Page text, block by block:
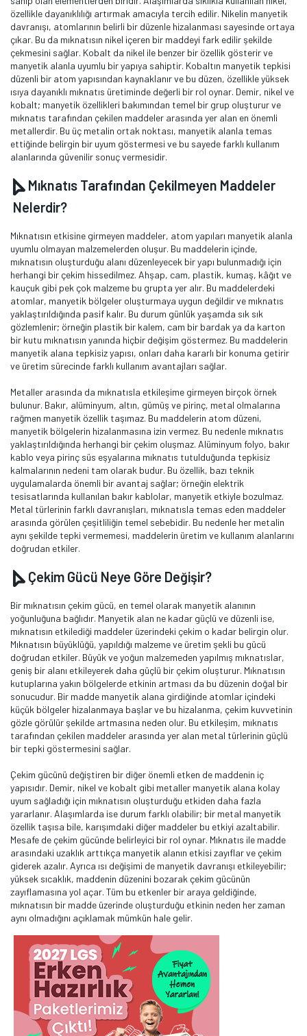
özellikle dayanıklılığı artırmak amacıyla tercih edilir. Nikelin manyetik
davranışı, atomlarının belirli bir düzenle hizalanması sayesinde ortaya
çıkar. Bu da mıknatısın nikel içeren bir maddeyi fark edilir şekilde
çekmesini sağlar. Kobalt da nikel ile benzer bir özellik gösterir ve
manyetik alanla uyumlu bir yapıya sahiptir. Kobaltın manyetik tepkisi
düzenli bir atom yapısından kaynaklanır ve bu düzen, özellikle yüksek
ısıya dayanıklı mıknatıs üretiminde değerli bir rol oynar. Demir, nikel ve
kobalt; manyetik özellikleri bakımından temel bir grup oluşturur ve
mıknatıs tarafından çekilen maddeler arasında yer alan en önemli
metallerdir. Bu üç metalin ortak noktası, manyetik alanla temas
ettiğinde belirgin bir uyum göstermesi ve bu sayede farklı kullanım
alanlarında güvenilir sonuç vermesidir.
Mıknatıs Tarafından Çekilmeyen Maddeler
Nelerdir?
Mıknatısın etkisine girmeyen maddeler, atom yapıları manyetik alanla
uyumlu olmayan malzemelerden oluşur. Bu maddelerin içinde,
mıknatısın oluşturduğu alanı düzenleyecek bir yapı bulunmadığı için
herhangi bir çekim hissedilmez. Ahşap, cam, plastik, kumaş, kâğıt ve
kauçuk gibi pek çok malzeme bu grupta yer alır. Bu maddelerdeki
atomlar, manyetik bölgeler oluşturmaya uygun değildir ve mıknatıs
yaklaştırıldığında pasif kalır. Bu durum günlük yaşamda sık sık
gözlemlenir; örneğin plastik bir kalem, cam bir bardak ya da karton
bir kutu mıknatısın yanında hiçbir değişim göstermez. Bu maddelerin
manyetik alana tepkisiz yapısı, onları daha kararlı bir konuma getirir
ve üretim sürecinde farklı kullanım avantajları sağlar.
Metaller arasında da mıknatısla etkileşime girmeyen birçok örnek
bulunur. Bakır, alüminyum, altın, gümüş ve pirinç, metal olmalarına
rağmen manyetik özellik taşımaz. Bu maddelerin atom düzeni,
manyetik bölgelerin hizalanmasına izin vermez. Bu nedenle mıknatıs
yaklaştırıldığında herhangi bir çekim oluşmaz. Alüminyum folyo, bakır
kablo veya pirinç süs eşyalarına mıknatıs tutulduğunda tepkisiz
kalmalarının nedeni tam olarak budur. Bu özellik, bazı teknik
uygulamalarda önemli bir avantaj sağlar; örneğin elektrik
tesisatlarında kullanılan bakır kablolar, manyetik etkiyle bozulmaz.
Metal türlerinin farklı davranışları, mıknatısla temas eden maddeler
arasında görülen çeşitliliğin temel sebebidir. Bu nedenle her metalin
aynı şekilde tepki vermemesi, maddelerin üretim ve kullanım alanlarını
doğrudan etkiler.
Çekim Gücü Neye Göre Değişir?
Bir mıknatısın çekim gücü, en temel olarak manyetik alanının
yoğunluğuna bağlıdır. Manyetik alan ne kadar güçlü ve düzenli ise,
mıknatısın etkilediği maddeler üzerindeki çekim o kadar belirgin olur.
Mıknatısın büyüklüğü, yapıldığı malzeme ve üretim şekli bu gücü
doğrudan etkiler. Büyük ve yoğun malzemeden yapılmış mıknatıslar,
geniş bir alanı etkileyerek daha güçlü bir çekim oluşturur. Mıknatısın
kutuplarına yakın bölgelerde etkinin artması da bu düzenin doğal bir
sonucudur. Bir madde manyetik alana girdiğinde atomlar içindeki
küçük bölgeler hizalanmaya başlar ve bu hizalanma, çekim kuvvetinin
gözle görülür şekilde artmasına neden olur. Bu etkileşim, mıknatıs
tarafından çekilen maddeler arasında yer alan metal türlerinin güçlü
bir tepki göstermesini sağlar.
Çekim gücünü değiştiren bir diğer önemli etken de maddenin iç
yapısıdır. Demir, nikel ve kobalt gibi metaller manyetik alana kolay
uyum sağladığı için mıknatısın oluşturduğu etkiden daha fazla
yararlanır. Alaşımlarda ise durum farklı olabilir; bir metal manyetik
özellik taşısa bile, karışımdaki diğer maddeler bu etkiyi azaltabilir.
Mesafe de çekim gücünde belirleyici bir rol oynar. Mıknatıs ile madde
arasındaki uzaklık arttıkça manyetik alanın etkisi zayıflar ve çekim
giderek azalır. Ayrıca ısı değişimi de manyetik davranışı etkileyebilir;
yüksek sıcaklık, maddenin düzenini bozarak çekim gücünün
zayıflamasına yol açar. Tüm bu etkenler bir araya geldiğinde,
mıknatısın bir madde üzerinde oluşturduğu etkinin neden her zaman
aynı olmadığını açıklamak mümkün hale gelir.